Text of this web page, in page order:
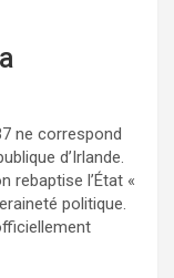
ne correspond
d’Irlande.
rebaptise l’État «
politique.